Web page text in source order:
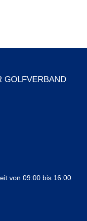
GOLFVERBAND
von 09:00 bis 16:00